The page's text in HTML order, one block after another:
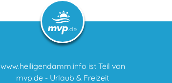
www.heiligendamm.info ist Teil von
mvp.de - Urlaub & Freizeit